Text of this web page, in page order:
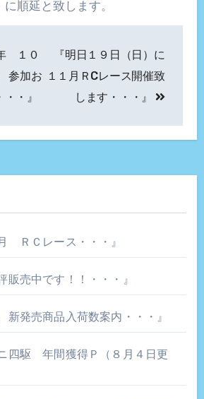
順延と致します。
１０
参加お
・』
『明日１９日（日）に
１１月ＲCレース開催致
します・・・』
ＲＣレース・・・』
販売中です！！・・・』
新発売商品入荷数案内・・・』
四駆 年間獲得Ｐ（８月４日更